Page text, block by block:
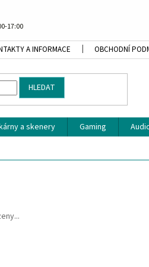
17:00
A INFORMACE OBCHODNÍ
HLEDAT
a skenery Gaming